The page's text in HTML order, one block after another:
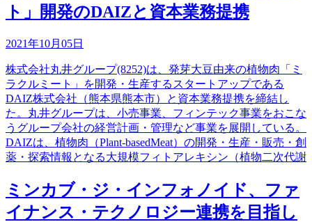
ト」開発のDAIZと資本業務提携
2021年10月05日
株式会社丸井グループ(8252)は、発芽大豆由来の植物肉「ミ
ラクルミート」を開発・生産するスタートアップである
DAIZ株式会社（熊本県熊本市）と資本業務提携を締結し
た。丸井グループは、小売事業、フィンテック事業をおこな
うグループ会社の経営計画・管理など事業を展開している。
DAIZは、植物肉（Plant-basedMeat）の開発・生産・販売・創
薬・探索情報となる大規模フィトアレキシン（植物二次代謝
ミンカブ・ジ・インフォノイド、ファ
イナンス・テクノロジー連携を目指し